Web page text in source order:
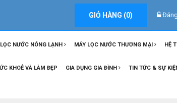
GIỎ HÀNG (0)
NƯỚC NÓNG LẠNH MÁY LỌC NƯỚC THƯƠNG MẠI HỆ
KHOẺ VÀ LÀM ĐẸP GIA DỤNG GIA ĐÌNH TIN TỨC & SỰ